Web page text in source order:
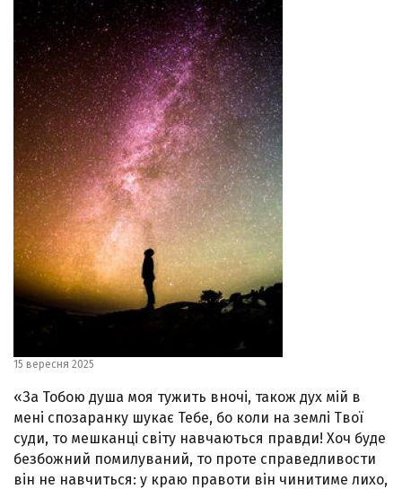
15 вересня 2025
«За Тобою душа моя тужить вночі, також дух мій в
мені спозаранку шукає Тебе, бо коли на землі Твої
суди, то мешканці світу навчаються правди! Хоч буде
безбожний помилуваний, то проте справедливости
він не навчиться: у краю правоти він чинитиме лихо,